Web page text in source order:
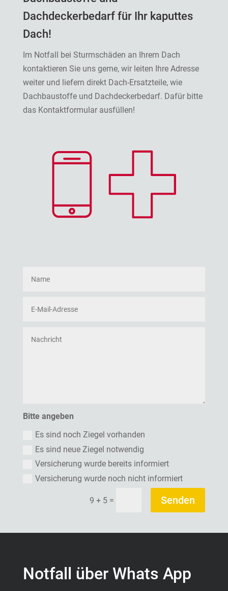
Dachdeckerbedarf für Ihr kaputtes
Dach!
Im Notfall bei Sturmschäden an Ihrem Dach
kontaktieren Sie uns gerne, wir leiten Ihre Adresse
weiter und liefern direkt Dach-Ersatzteile, wie
Dachbaustoffe und Dachdeckerbedarf. Dafür bitte
das Kontaktformular ausfüllen!
Bitte angeben
Es sind noch Ziegel vorhanden
Es sind neue Ziegel notwendig
Versicherung wurde bereits informiert
Versicherung wurde noch nicht informiert
9 + 5 = Senden
Notfall über Whats App